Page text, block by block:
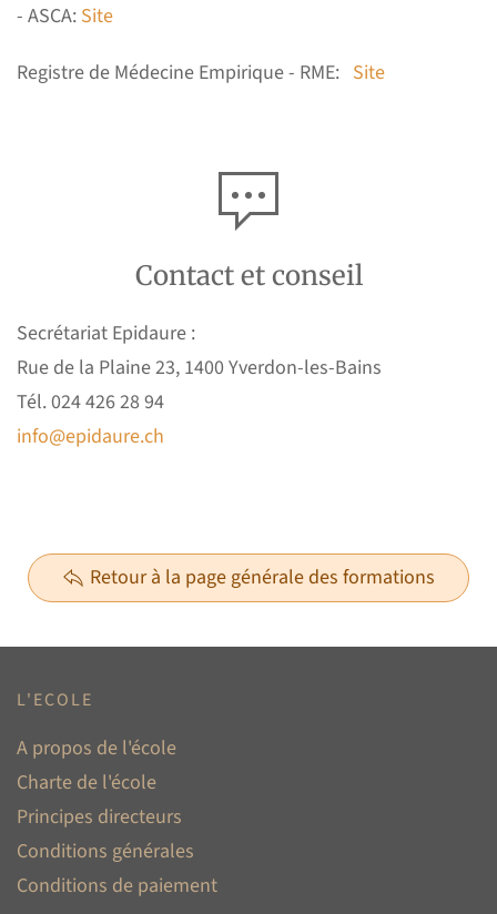
- ASCA: Site
Registre de Médecine Empirique - RME: Site
Contact et conseil
Secrétariat Epidaure :
Rue de la Plaine 23, 1400 Yverdon-les-Bains
Tél. 024 426 28 94
info@epidaure.ch
Retour à la page générale des formations
L'ECOLE
A propos de l'école
Charte de l'école
Principes directeurs
Conditions générales
Conditions de paiement